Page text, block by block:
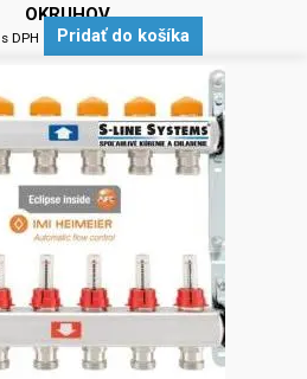
OKRUHOV
s DPH Pridať do košíka